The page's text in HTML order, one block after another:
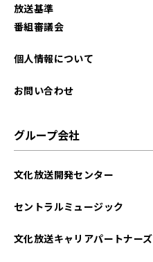
放送基準
番組審議会
個人情報について
お問い合わせ
グループ会社
文化放送開発センター
セントラルミュージック
文化放送キャリアパートナーズ